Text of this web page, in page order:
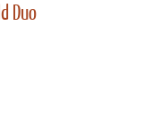
Duo